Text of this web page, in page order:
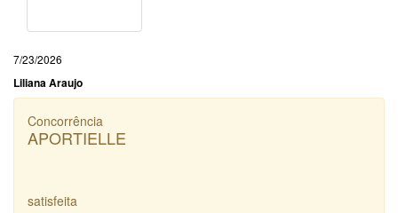
7/23/2026
Liliana Araujo
Concorrência
APORTIELLE
satisfeita